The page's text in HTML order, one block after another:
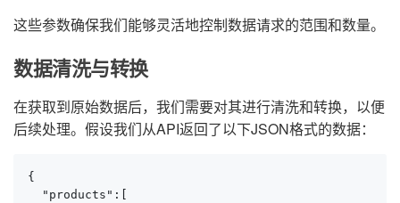
这些参数确保我们能够灵活地控制数据请求的范围和数量。
数据清洗与转换
在获取到原始数据后，我们需要对其进行清洗和转换，以便
后续处理。假设我们从API返回了以下JSON格式的数据：
{
  "products":[